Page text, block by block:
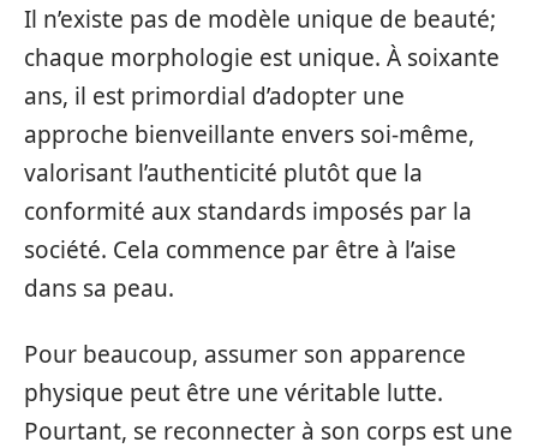
Il n’existe pas de modèle unique de beauté;
chaque morphologie est unique. À soixante
ans, il est primordial d’adopter une
approche bienveillante envers soi-même,
valorisant l’authenticité plutôt que la
conformité aux standards imposés par la
société. Cela commence par être à l’aise
dans sa peau.
Pour beaucoup, assumer son apparence
physique peut être une véritable lutte.
Pourtant, se reconnecter à son corps est une